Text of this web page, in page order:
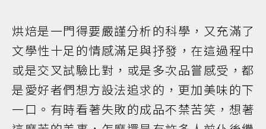
烘焙是一門得要嚴謹分析的科學，又充滿了
文學性十足的情感滿足與抒發，在這過程中
或是交叉試驗比對，或是多次品嘗感受，都
是愛好者們想方設法追求的，更加美味的下
一口。有時看著失敗的成品不禁苦笑，想著